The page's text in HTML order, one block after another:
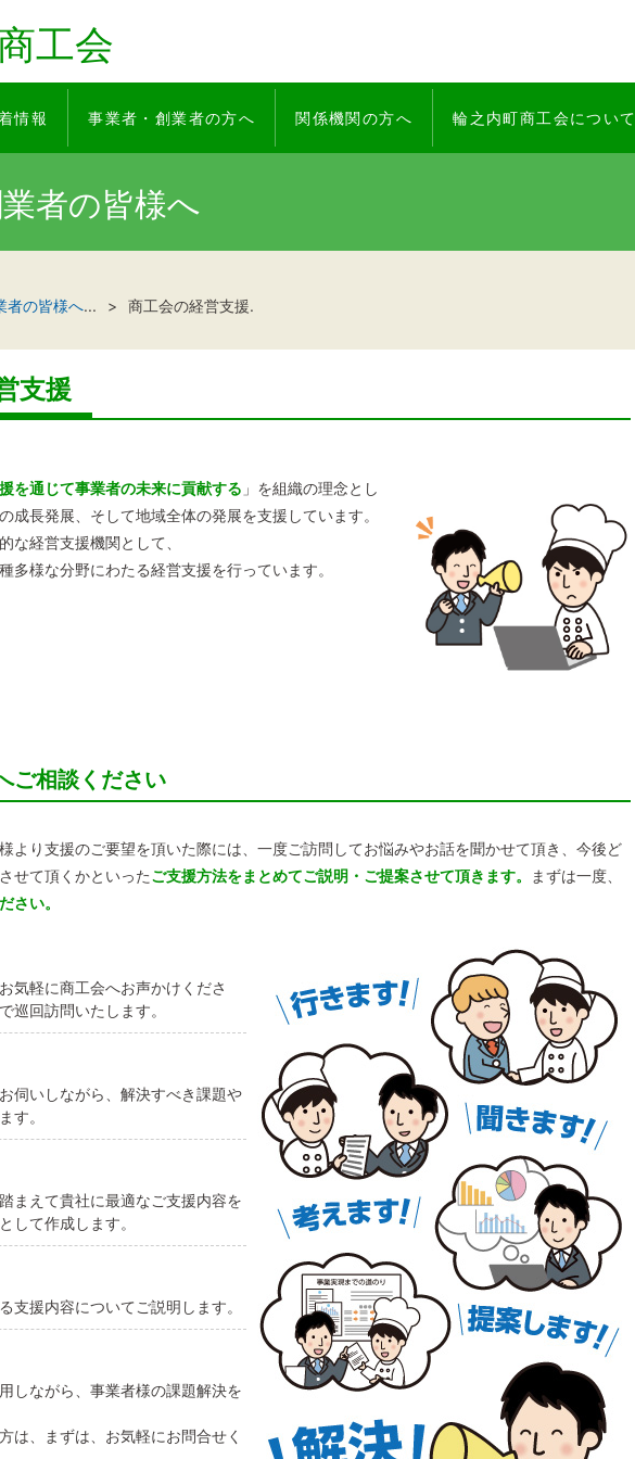
工会
情報 事業者・創業者の方へ 関係機関の方へ 輪之内町商工会について
者の皆様へ
者の皆様へ... 商工会の経営支援.
支援
を通じて事業者の未来に貢献する 」を組織の理念とし
成長発展、そして地域全体の発展を支援しています。
な経営支援機関として、
多様な分野にわたる経営支援を行っています。
ご相談ください
より支援のご要望を頂いた際には、一度ご訪問してお悩みやお話を聞かせて頂き、今後ど
せて頂くかといったご支援方法をまとめてご説明・ご提案させて頂きます。
まずは一度、
さい。
気軽に商工会へお声かけくださ
巡回訪問いたします。
伺いしながら、解決すべき課題や
す。
まえて貴社に最適なご支援内容を
して作成します。
支援内容についてご説明します。
しながら、事業者様の課題解決を
は、まずは、お気軽にお問合せく